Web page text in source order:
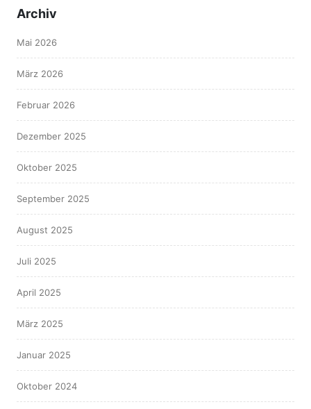
Archiv
Mai 2026
März 2026
Februar 2026
Dezember 2025
Oktober 2025
September 2025
August 2025
Juli 2025
April 2025
März 2025
Januar 2025
Oktober 2024